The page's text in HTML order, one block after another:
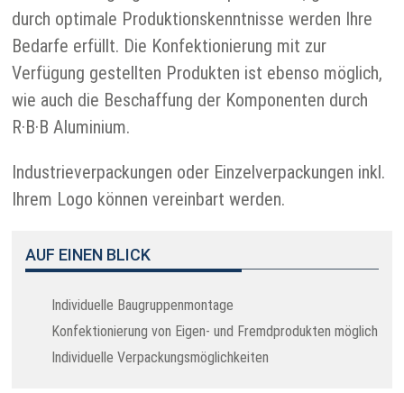
durch optimale Produktionskenntnisse werden Ihre
Bedarfe erfüllt. Die Konfektionierung mit zur
Verfügung gestellten Produkten ist ebenso möglich,
wie auch die Beschaffung der Komponenten durch
R·B·B Aluminium.
Industrieverpackungen oder Einzelverpackungen inkl.
Ihrem Logo können vereinbart werden.
AUF EINEN BLICK
Individuelle Baugruppenmontage
Konfektionierung von Eigen- und Fremdprodukten möglich
Individuelle Verpackungsmöglichkeiten